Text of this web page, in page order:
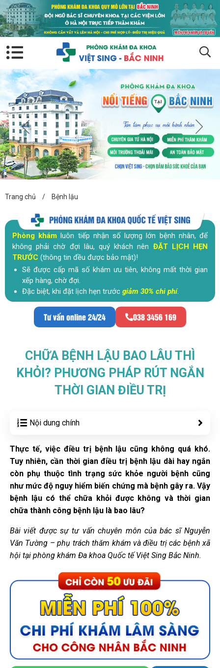
Trang chủ / Bệnh lậu
Phòng khám luôn tiếp nhận số lượng lớn bệnh nhân, để
không phải chờ đợi lâu, quý khách nên ĐẶT LỊCH HẸN
TRƯỚC (thông tin đều được bảo mật)!
Sẽ được cấp mã số khám ưu tiên, không mất thời gian
xếp hàng, chờ đợi.
Đặc biệt, khi đặt lịch hẹn trước giảm 30% chi phí.
Tư vấn online 24/24 038 3456 169
CHỮA BỆNH LẬU BAO LÂU THÌ
KHỎI? PHƯƠNG PHÁP RÚT NGẮN
THỜI GIAN ĐIỀU TRỊ
Nội dung chính
Thực tế, việc điều trị bệnh lậu cũng không quá khó.
Tuy nhiên, cần thời gian điều trị bệnh lậu dài hay ngắn
còn phụ thuộc tình trạng sức khỏe người bệnh cũng
như mức độ nguy hiểm biến chứng mà bệnh gây ra. Vậy
bệnh lậu có thể chữa khỏi được không và thời gian
chữa thành công bệnh lậu là bao lâu?
Bài viết được sự tư vấn chuyên môn của bác sĩ Nguyễn
Văn Tường – phụ trách thăm khám và điều trị các bệnh xã
hội tại phòng khám Đa khoa Quốc tế Việt Sing Bắc Ninh.